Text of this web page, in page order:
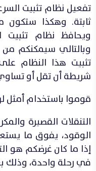
تفعيل نظام تثبيت
ثابتة. وهكذا ستكون
ويحافظ نظام تثبيت
وبالتالي سيمكنكم من
تثبيت هذا النظام
شريطة أن تقل أو
قوموا باستخدام أمثل
التنقلات القصيرة
الوقود، يفوق ما
إذا ما كان غرضكم هو
في رحلة واحدة، وذلك